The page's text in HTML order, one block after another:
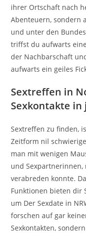
ihrer Ortschaft nach
Abenteuern, sondern
und unter den
triffst du aufwarts
der Nachbarschaft
aufwarts ein geiles
Sextreffen in
Sexkontakte in
Sextreffen zu finden,
Zeitform nil
man mit wenigen
und
verabreden konnte.
Funktionen bieten dir
um Der Sexdate in
forschen auf gar
Sexkontakten,